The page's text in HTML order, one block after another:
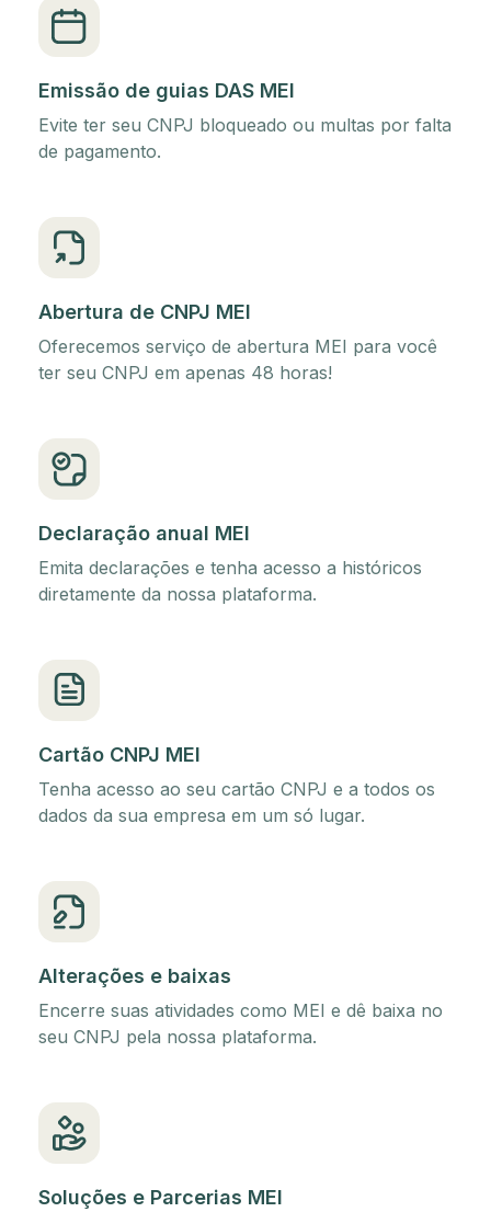
Emissão de guias DAS MEI
Evite ter seu CNPJ bloqueado ou multas por falta
de pagamento.
Abertura de CNPJ MEI
Oferecemos serviço de abertura MEI para você
ter seu CNPJ em apenas 48 horas!
Declaração anual MEI
Emita declarações e tenha acesso a históricos
diretamente da nossa plataforma.
Cartão CNPJ MEI
Tenha acesso ao seu cartão CNPJ e a todos os
dados da sua empresa em um só lugar.
Alterações e baixas
Encerre suas atividades como MEI e dê baixa no
seu CNPJ pela nossa plataforma.
Soluções e Parcerias MEI